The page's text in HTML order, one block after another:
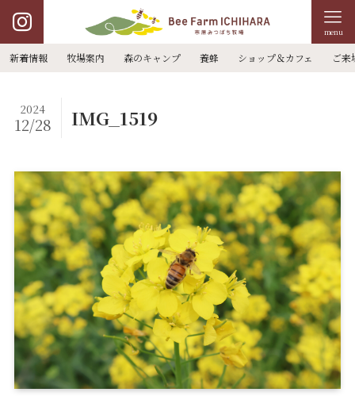
menu
新着情報 牧場案内 森のキャンプ 養蜂 ショップ＆カフェ ご来
IMG_1519
2024
12/28